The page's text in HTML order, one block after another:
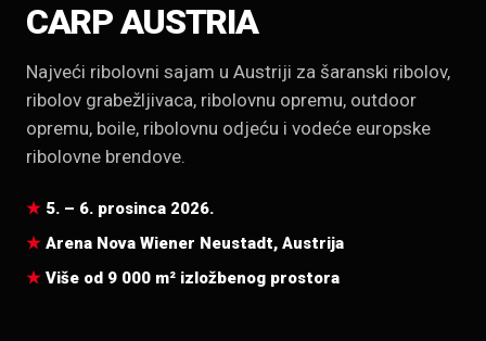
CARP AUSTRIA
Najveći ribolovni sajam u Austriji za šaranski ribolov,
ribolov grabežljivaca, ribolovnu opremu, outdoor
opremu, boile, ribolovnu odjeću i vodeće europske
ribolovne brendove.
5. – 6. prosinca 2026.
Arena Nova Wiener Neustadt, Austrija
Više od 9 000 m² izložbenog prostora